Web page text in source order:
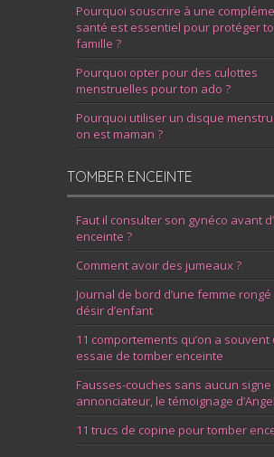
Pourquoi souscrire à une
santé est essentiel pour protéger
famille ?
Pourquoi opter pour des culottes
menstruelles pour ton ado ?
Pourquoi utiliser un disque
on est maman ?
TOMBER ENCEINTE
Faut il consulter son gynéco avant
enceinte ?
Comment avoir des jumeaux ?
Journal de bord d’une femme
désir d’enfant
11 comportements qu’on a
essaie de tomber enceinte
Fausses-couches sans aucun signe
annonciateur, le témoignage
11 trucs de copine pour tomber